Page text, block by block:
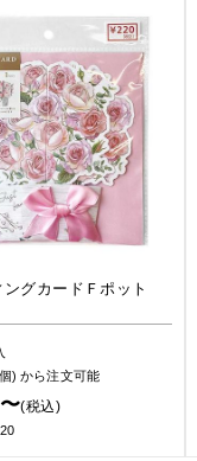
グカードＦポット
個)から注文可能
(税込)